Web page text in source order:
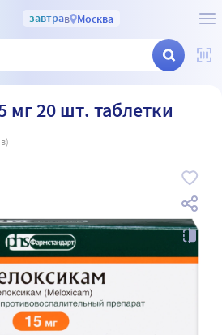
завтрав Москва
мг 20 шт. таблетки